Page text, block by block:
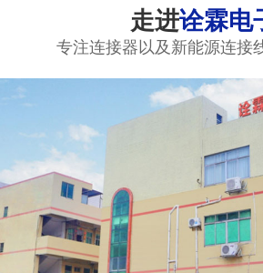
走进诠霖电
专注连接器以及新能源连接